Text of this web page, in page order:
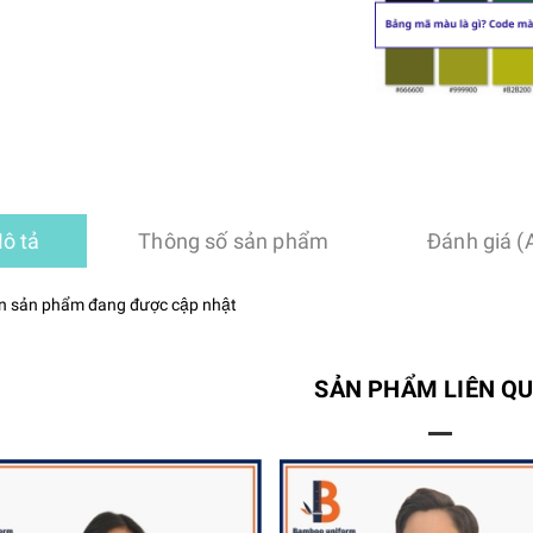
tả Thông số sản phẩm Đánh giá
sản phẩm đang được cập nhật
SẢN PHẨM LIÊN